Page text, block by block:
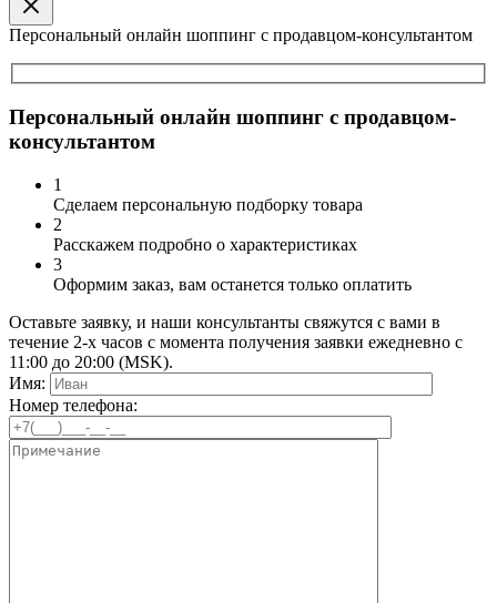
Персональный онлайн шоппинг с продавцом-консультантом
Персональный онлайн шоппинг с продавцом-
консультантом
1
Сделаем персональную подборку товара
2
Расскажем подробно о характеристиках
3
Оформим заказ, вам останется только оплатить
Оставьте заявку, и наши консультанты свяжутся с вами в
течение 2-х часов с момента получения заявки ежедневно с
11:00 до 20:00 (MSK).
Имя:
Номер телефона: